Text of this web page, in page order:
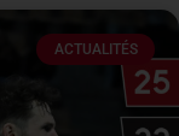
ACTUALITÉS